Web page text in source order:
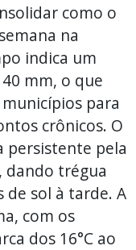
como o
na
indica um
mm, o que
para
crônicos. O
persistente pela
dando trégua
de sol à tarde. A
com os
dos 16°C ao